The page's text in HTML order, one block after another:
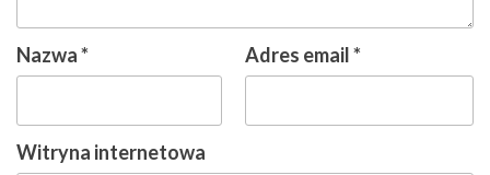
Nazwa* Adres email*
Witryna internetowa